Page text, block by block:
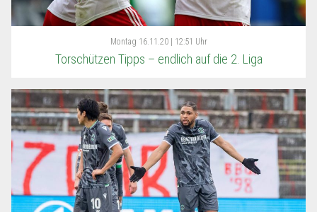
Montag 16.11.20 | 12:51 Uhr
Torschützen Tipps – endlich auf die 2. Liga